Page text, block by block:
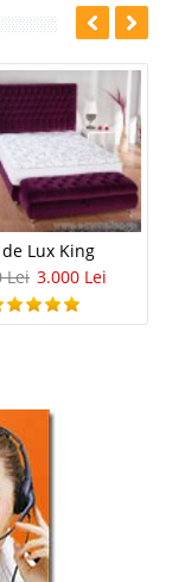
de Lux King
Lei 3.000 Lei